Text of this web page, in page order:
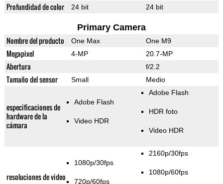
Profundidad de color 24 bit 24 bit
Primary Camera
Nombre del producto One Max One M9
Megapixel 4-MP 20.7-MP
Abertura f/2.2
Tamaño del sensor Small Medio
especificaciones de
hardware de la
cámara
Adobe Flash
Video HDR
Adobe Flash
HDR foto
Video HDR
resoluciones de video
1080p/30fps
720p/60fps
2160p/30fps
1080p/60fps